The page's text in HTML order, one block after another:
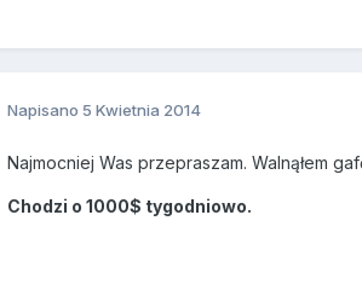
Napisano 5 Kwietnia 2014
Najmocniej Was przepraszam. Walnąłem
Chodzi o 1000$ tygodniowo.